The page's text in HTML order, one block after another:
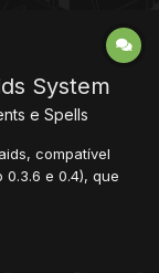
System
e Spells
compatível
e 0.4), que